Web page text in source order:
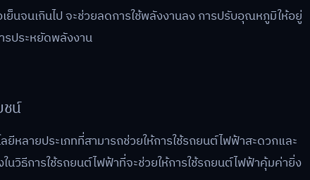
จนเกินไป จะช่วยลดการใช้พลังงานลง การปรับอุณหภูมิให้อยู่
รประหยัดพลังงาน
ชน์
หลายประเภทที่สามารถช่วยให้การใช้รถยนต์ไฟฟ้าสะดวกและ
นวิธีการใช้รถยนต์ไฟฟ้าที่จะช่วยให้การใช้รถยนต์ไฟฟ้าคุ้มค่ายิ่ง